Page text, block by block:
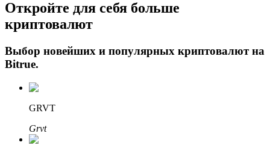
Получите долгосрочную прибыль и гибкие проценты
Откройте для себя больше
криптовалют
Выбор новейших и популярных криптовалют на
Bitrue.
GRVT
Grvt